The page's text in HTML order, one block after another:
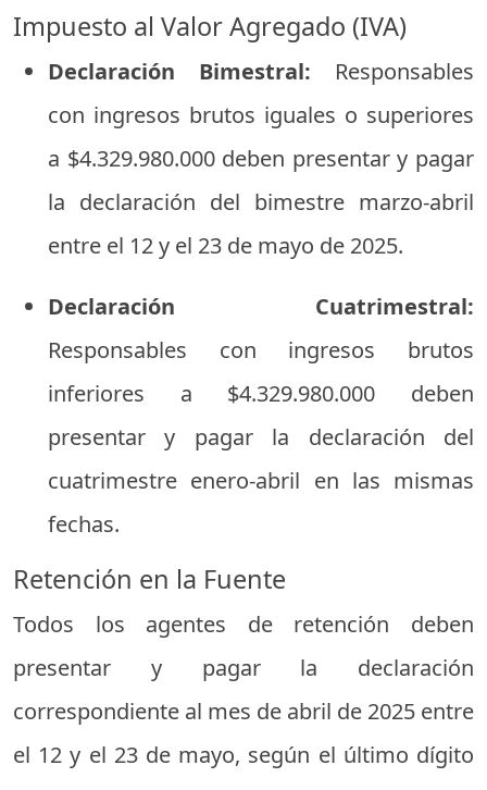
Impuesto al ValorAgregado (IVA)
Declaración Bimestral:
Responsables
con ingresos brutos iguales o superiores
a $4.329.980.000 deben presentary pagar
la declaración del bimestre marzo-abril
entre el 12y el 23 de mayo de 2025.
Declaración Cuatrimestral:
Responsables con ingresos brutos
inferiores a $4.329.980.000 deben
presentary pagar la declaración del
cuatrimestre enero-abril en las mismas
fechas.
Retención en la Fuente
Todos los agentes de retención deben
presentar y pagar la declaración
correspondiente al mes de abril de 2025 entre
el 12y el 23 de mayo, según el último dígito